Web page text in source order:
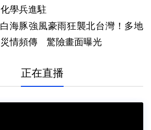
化學兵進駐
白海豚強風豪雨狂襲北台灣！多地
災情頻傳 驚險畫面曝光
正在直播